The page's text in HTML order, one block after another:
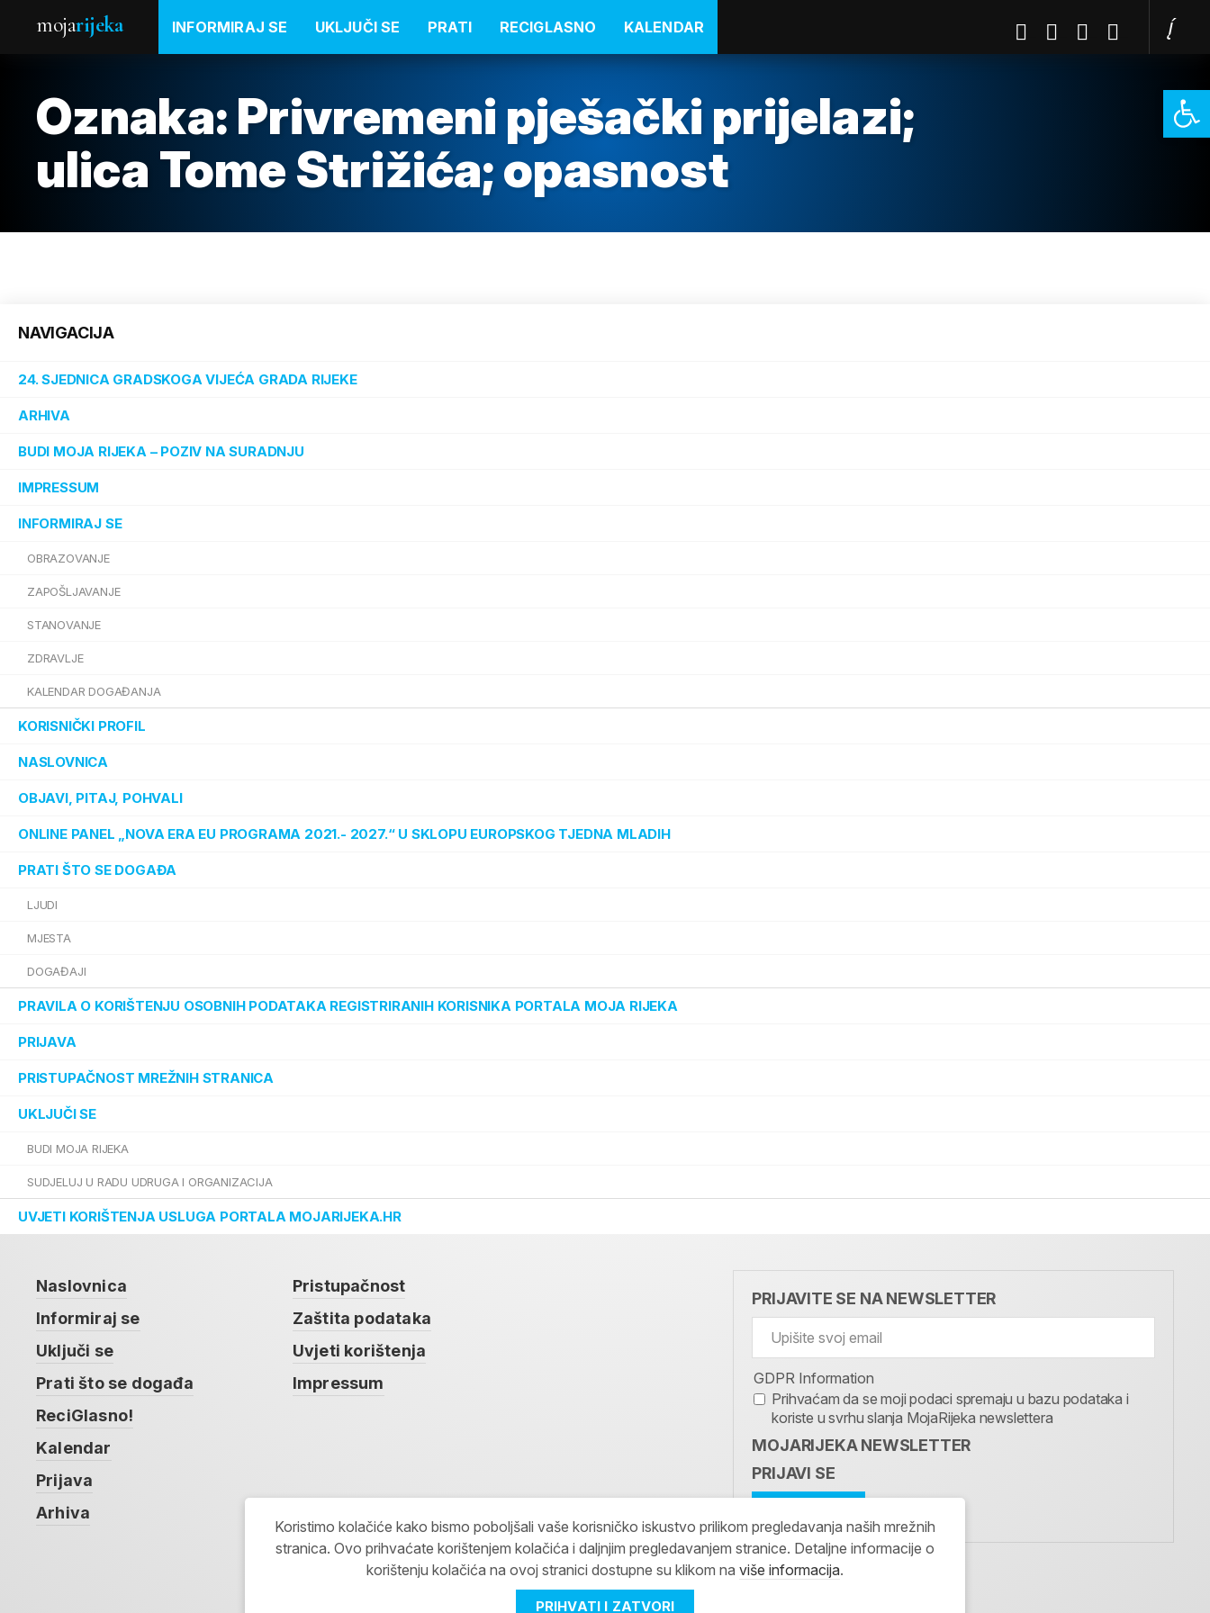
mojarijeka INFORMIRAJ SE UKLJUČI SE PRATI RECIGLASNO KALENDAR
Oznaka: Privremeni pješački prijelazi;
ulica Tome Strižića; opasnost
NAVIGACIJA
24. SJEDNICA GRADSKOGA VIJEĆA GRADA RIJEKE
ARHIVA
BUDI MOJA RIJEKA – POZIV NA SURADNJU
IMPRESSUM
INFORMIRAJ SE
OBRAZOVANJE
ZAPOŠLJAVANJE
STANOVANJE
ZDRAVLJE
KALENDAR DOGAĐANJA
KORISNIČKI PROFIL
NASLOVNICA
OBJAVI, PITAJ, POHVALI
ONLINE PANEL „NOVA ERA EU PROGRAMA 2021.- 2027.“ U SKLOPU EUROPSKOG TJEDNA MLADIH
PRATI ŠTO SE DOGAĐA
LJUDI
MJESTA
DOGAĐAJI
PRAVILA O KORIŠTENJU OSOBNIH PODATAKA REGISTRIRANIH KORISNIKA PORTALA MOJA RIJEKA
PRIJAVA
PRISTUPAČNOST MREŽNIH STRANICA
UKLJUČI SE
BUDI MOJA RIJEKA
SUDJELUJ U RADU UDRUGA I ORGANIZACIJA
UVJETI KORIŠTENJA USLUGA PORTALA MOJARIJEKA.HR
Naslovnica
Informiraj se
Uključi se
Prati što se događa
ReciGlasno!
Kalendar
Prijava
Arhiva
Pristupačnost
Zaštita podataka
Uvjeti korištenja
Impressum
PRIJAVITE SE NA NEWSLETTER
GDPR Information
Prihvaćam da se moji podaci spremaju u bazu podataka i
koriste u svrhu slanja MojaRijeka newslettera
MOJARIJEKA NEWSLETTER
PRIJAVI SE
Koristimo kolačiće kako bismo poboljšali vaše korisničko iskustvo prilikom pregledavanja naših mrežnih
stranica. Ovo prihvaćate korištenjem kolačića i daljnjim pregledavanjem stranice. Detaljne informacije o
korištenju kolačića na ovoj stranici dostupne su klikom na više informacija.
PRIHVATI I ZATVORI